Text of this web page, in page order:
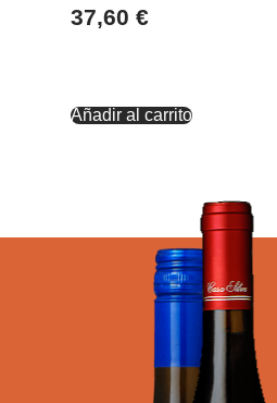
37,60 €
Añadir al carrito